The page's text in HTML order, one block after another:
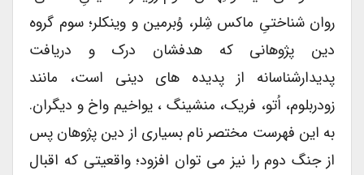
روان شناختیِ ماکس شِلر، وُبرمین و وینکلر؛ سوم گروه
دین پژوهانی که هدفشان درک و دریافت
پدیدارشناسانه از پدیده های دینی است، مانند
زودربلوم، اُتو، فریک، منشینگ ، یواخیم واخ و دیگران.
به این فهرست مختصر نام بسیاری از دین پژوهان پس
از جنگ دوم را نیز می توان افزود؛ واقعیتی که اقبال